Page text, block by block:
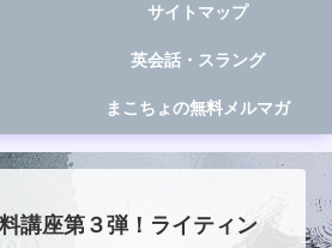
サイトマップ
英会話・スラング
まこちょの無料メルマガ
講座第３弾！ライティン